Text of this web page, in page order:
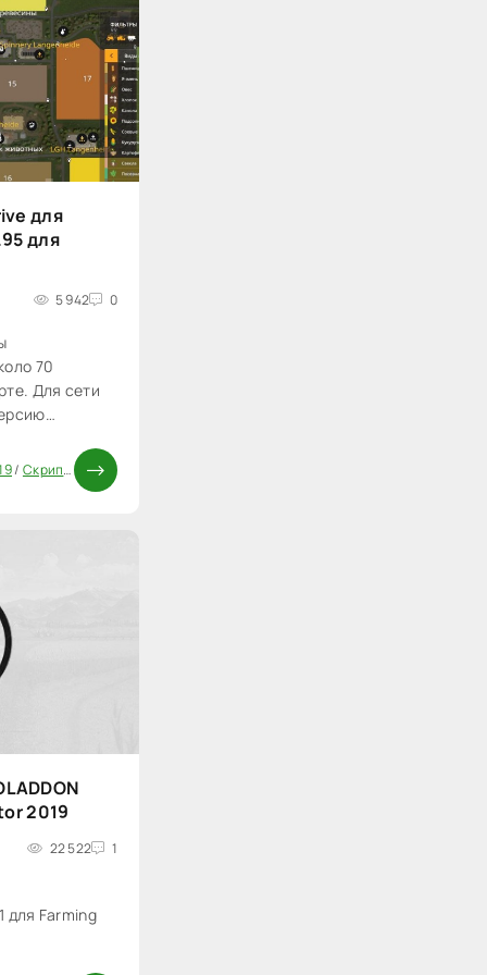
для
для
5 942 0
70
Для сети
/ Скрипты
2019
22 522 1
для Farming